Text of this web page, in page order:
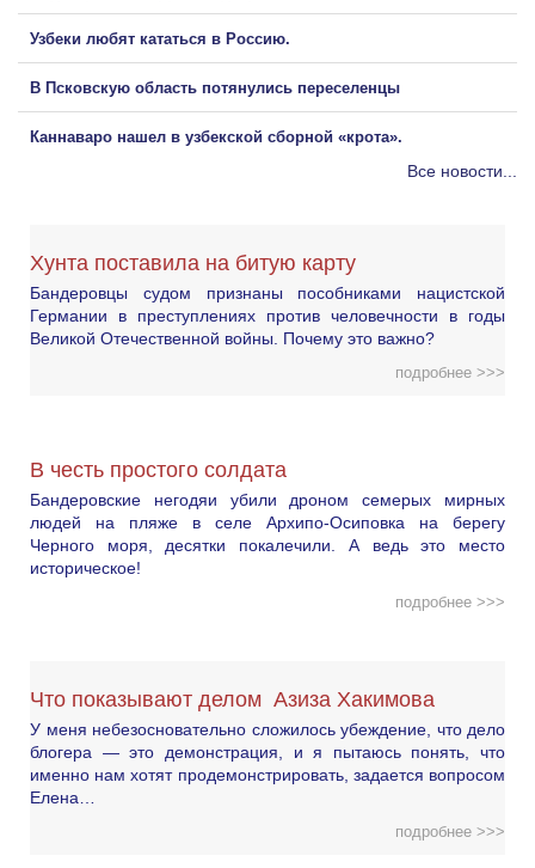
Узбеки любят кататься в Россию.
В Псковскую область потянулись переселенцы
Каннаваро нашел в узбекской сборной «крота».
Все новости...
Хунта поставила на битую карту
Бандеровцы судом признаны пособниками нацистской
Германии в преступлениях против человечности в годы
Великой Отечественной войны. Почему это важно?
подробнее >>>
В честь простого солдата
Бандеровские негодяи убили дроном семерых мирных
людей на пляже в селе Архипо-Осиповка на берегу
Черного моря, десятки покалечили. А ведь это место
историческое!
подробнее >>>
Что показывают делом Азиза Хакимова
У меня небезосновательно сложилось убеждение, что дело
блогера — это демонстрация, и я пытаюсь понять, что
именно нам хотят продемонстрировать, задается вопросом
Елена…
подробнее >>>